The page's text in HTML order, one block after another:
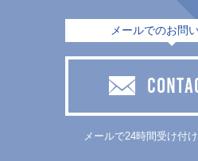
メールでのお問
メールで24時間受け付け